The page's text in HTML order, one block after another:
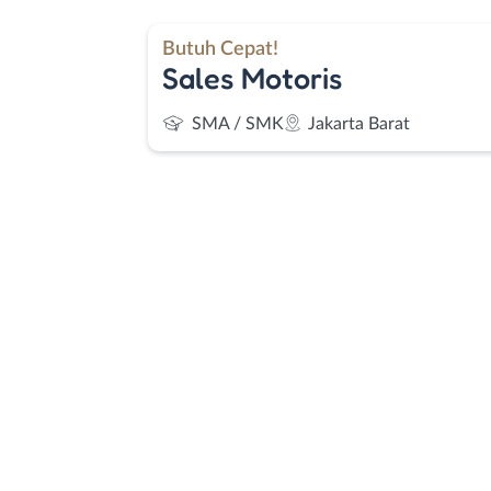
Butuh Cepat!
Sales Motoris
SMA / SMK Jakarta Barat